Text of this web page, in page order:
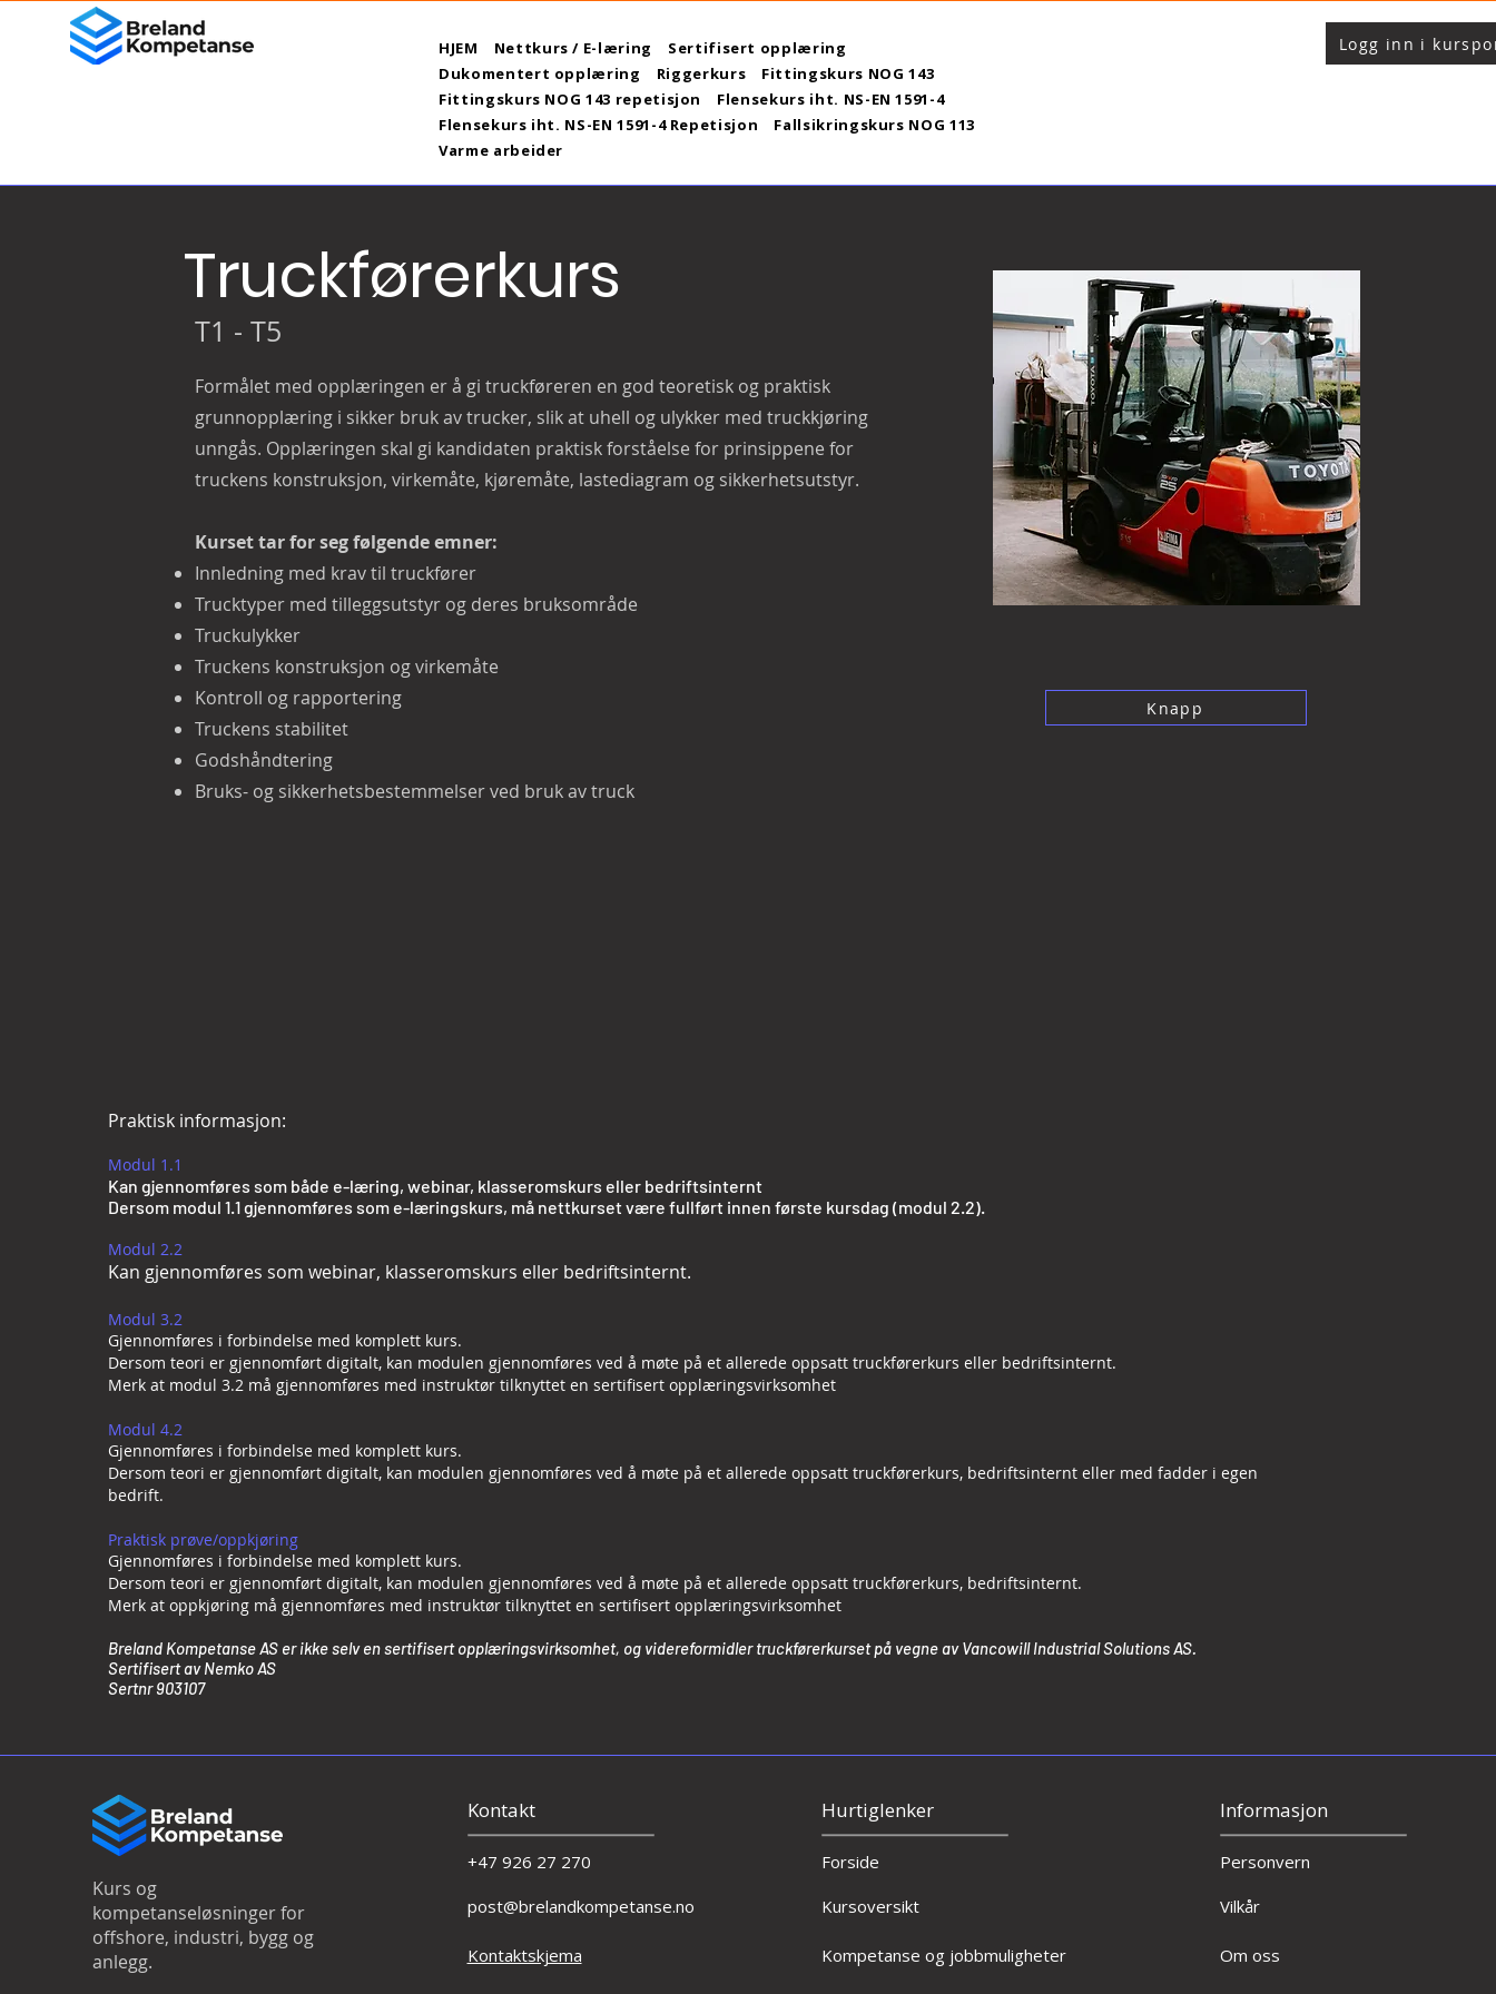
HJEM Nettkurs / E-læring
Sertifisert opplæring
Dukomentert opplæring
Riggerkurs
Fittingskurs NOG 143
Fittingskurs NOG 143 repetisjon
Flensekurs iht. NS-EN 1591-4
Flensekurs iht. NS-EN 1591-4 Repetisjon
Fallsikringskurs NOG 113
Varme arbeider
Logg inn i
Truckførerkurs
T1 - T5
Formålet med opplæringen er å gi truckføreren en god teoretisk og praktisk
grunnopplæring i sikker bruk av trucker, slik at uhell og ulykker med truckkjøring
unngås. Opplæringen skal gi kandidaten praktisk forståelse for prinsippene for
truckens konstruksjon, virkemåte, kjøremåte, lastediagram og sikkerhetsutstyr.
Kurset tar for seg følgende emner:
Innledning med krav til truckfører
Trucktyper med tilleggsutstyr og deres bruksområde
Truckulykker
Truckens konstruksjon og virkemåte
Kontroll og rapportering
Truckens stabilitet
Godshåndtering
Bruks- og sikkerhetsbestemmelser ved bruk av truck
Knapp
Praktisk informasjon:
Modul 1.1
Kan gjennomføres som både e-læring, webinar, klasseromskurs eller bedriftsinternt
Dersom modul 1.1 gjennomføres som e-læringskurs, må nettkurset være fullført innen første kursdag (modul 2.2).
​Modul 2.2
Kan gjennomføres som webinar, klasseromskurs eller bedriftsinternt.
​Modul 3.2
Gjennomføres i forbindelse med komplett kurs.
Dersom teori er gjennomført digitalt, kan modulen gjennomføres ved å møte på et allerede oppsatt truckførerkurs eller bedriftsinternt.
Merk at modul 3.2 må gjennomføres med instruktør tilknyttet en sertifisert opplæringsvirksomhet
Modul 4.2
Gjennomføres i forbindelse med komplett kurs.
Dersom teori er gjennomført digitalt, kan modulen gjennomføres ved å møte på et allerede oppsatt truckførerkurs, bedriftsinternt eller med fadder i egen
bedrift.
Praktisk prøve/oppkjøring
Gjennomføres i forbindelse med komplett kurs.
Dersom teori er gjennomført digitalt, kan modulen gjennomføres ved å møte på et allerede oppsatt truckførerkurs, bedriftsinternt.
Merk at oppkjøring må gjennomføres med instruktør tilknyttet en sertifisert opplæringsvirksomhet
Breland Kompetanse AS er ikke selv en sertifisert opplæringsvirksomhet, og videreformidler truckførerkurset på vegne av Vancowill Industrial Solutions AS.
Sertifisert av Nemko AS
Sertnr 903107
Kurs og
kompetanseløsninger for
offshore, industri, bygg og
anlegg.
Kontakt
+47 926 27 270
post@brelandkompetanse.no
Kontaktskjema
Hurtiglenker
Forside
Kursoversikt
Kompetanse og jobbmuligheter
Informasjon
Personvern
Vilkår
Om oss